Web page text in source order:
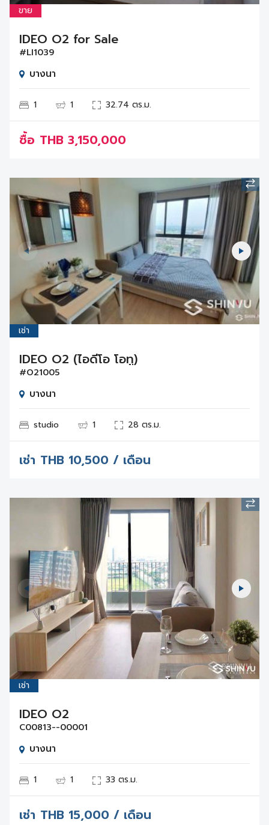
ขาย
IDEO O2 for Sale
#LI1039
บางนา
1 1 32.74 ตร.ม.
ซื้อ THB 3,150,000
เช่า
IDEO O2 (ไอดีโอ โอทู)
#O21005
บางนา
studio 1 28 ตร.ม.
เช่า THB 10,500 / เดือน
เช่า
IDEO O2
C00813--00001
บางนา
1 1 33 ตร.ม.
เช่า THB 15,000 / เดือน